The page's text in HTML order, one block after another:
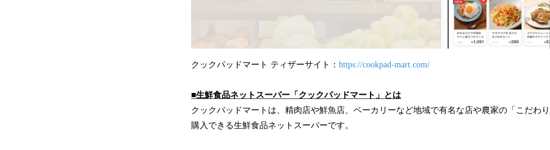
クックパッドマート ティザーサイト： https://cookpad-mart.com/
■生鮮食品ネットスーパー「クックパッドマート」とは
クックパッドマートは、精肉店や鮮魚店、ベーカリーなど地域で有名な店や農家の「こだわ
購入できる生鮮食品ネットスーパーです。